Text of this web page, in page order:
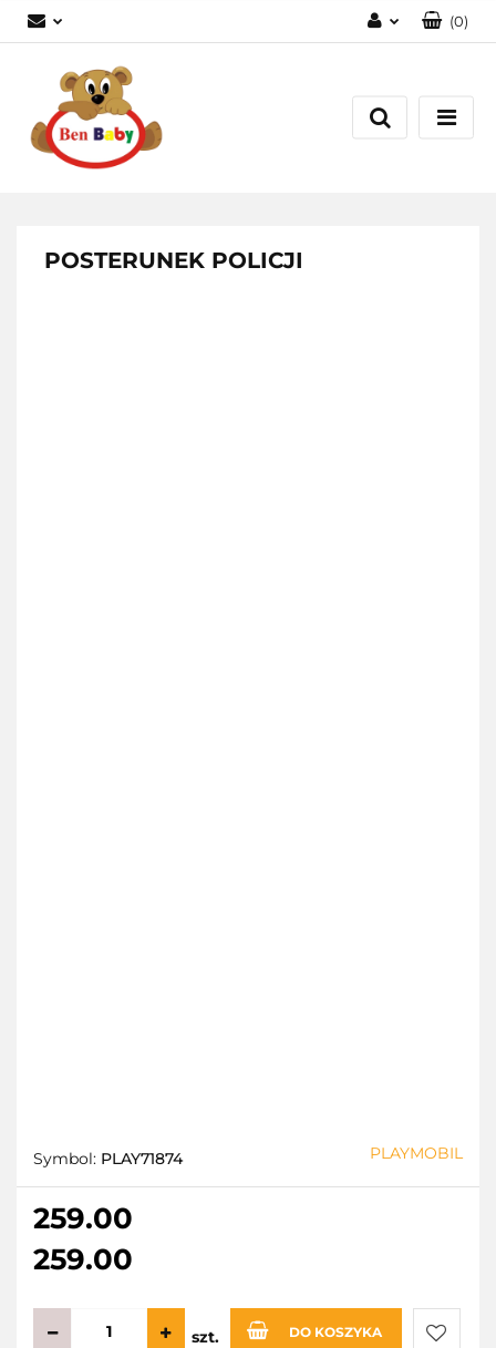
Zarejestruj się
Dodaj zgłoszenie
(0)
POSTERUNEK POLICJI
Symbol: PLAY71874 PLAYMOBIL
259.00
259.00
szt. DO KOSZYKA